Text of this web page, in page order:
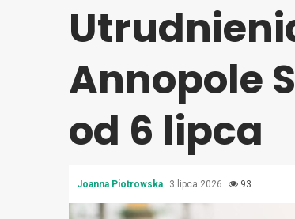
Annopole
od 6 lipca
Joanna Piotrowska 3 lipca 2026 93